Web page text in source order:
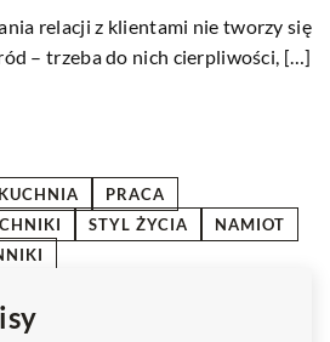
relacji z klientami nie tworzy się
– trzeba do nich cierpliwości, […]
KUCHNIA
PRACA
STYL ŻYCIA
NAMIOT